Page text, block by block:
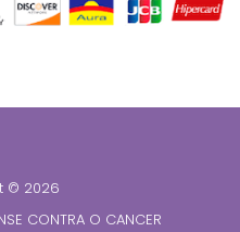
© 2026
CONTRA O CANCER